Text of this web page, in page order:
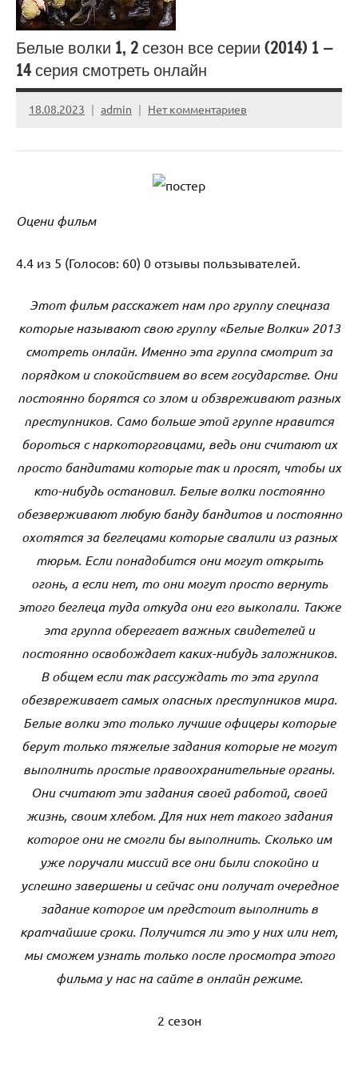
Белые волки 1, 2 сезон все серии (2014) 1 —
14 серия смотреть онлайн
18.08.2023 admin Нет комментариев
Оцени фильм
4.4 из 5 (Голосов: 60) 0 отзывы пользывателей.
Этот фильм расскажет нам про группу спецназа
которые называют свою группу «Белые Волки» 2013
смотреть онлайн. Именно эта группа смотрит за
порядком и спокойствием во всем государстве. Они
постоянно борятся со злом и обзвреживают разных
преступников. Само больше этой группе нравится
бороться с наркоторговцами, ведь они считают их
просто бандитами которые так и просят, чтобы их
кто-нибудь остановил. Белые волки постоянно
обезверживают любую банду бандитов и постоянно
охотятся за беглецами которые свалили из разных
тюрьм. Если понадобится они могут открыть
огонь, а если нет, то они могут просто вернуть
этого беглеца туда откуда они его выкопали. Также
эта группа оберегает важных свидетелей и
постоянно освобождает каких-нибудь заложников.
В общем если так рассуждать то эта группа
обезвреживает самых опасных преступников мира.
Белые волки это только лучшие офицеры которые
берут только тяжелые задания которые не могут
выполнить простые правоохранительные органы.
Они считают эти задания своей работой, своей
жизнь, своим хлебом. Для них нет такого задания
которое они не смогли бы выполнить. Сколько им
уже поручали миссий все они были спокойно и
успешно завершены и сейчас они получат очередное
задание которое им предстоит выполнить в
кратчайшие сроки. Получится ли это у них или нет,
мы сможем узнать только после просмотра этого
фильма у нас на сайте в онлайн режиме.
2 сезон